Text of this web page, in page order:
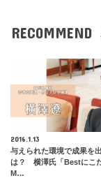
RECOMMEND
2016.1.13
与えられた環境で成果を
は？ 横澤氏「Bestにこだ
M…